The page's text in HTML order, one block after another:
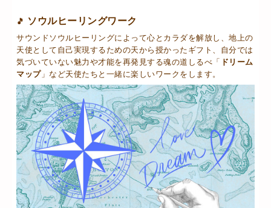
🎵 ソウルヒーリングワーク
サウンドソウルヒーリングによって心とカラダを解放し、地上の
天使として自己実現するための天から授かったギフト、自分では
気づいていない魅力や才能を再発見する魂の道しるべ「
ドリーム
マップ」など天使たちと一緒に楽しいワークをします。